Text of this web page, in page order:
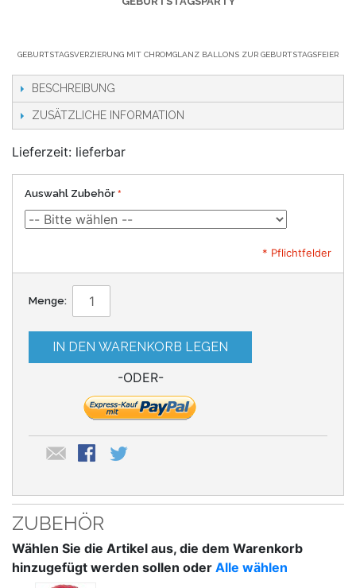
GEBURTSTAGSVERZIERUNG MIT CHROMGLANZ BALLONS ZUR GEBURTSTAGSFEIER
BESCHREIBUNG
ZUSÄTZLICHE INFORMATION
Lieferzeit: lieferbar
Auswahl Zubehör
* Pflichtfelder
Menge:
IN DEN WARENKORB LEGEN
-ODER-
ZUBEHÖR
Wählen Sie die Artikel aus, die dem Warenkorb
hinzugefügt werden sollen oder Alle wählen